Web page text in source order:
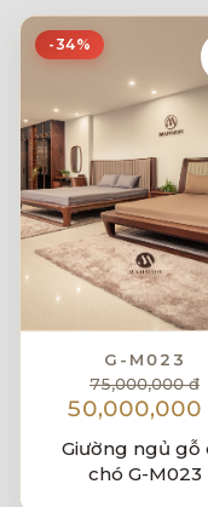
-34%
G-M023
75,000,000 đ
50,000,000
Giường ngủ gỗ
chó G-M023